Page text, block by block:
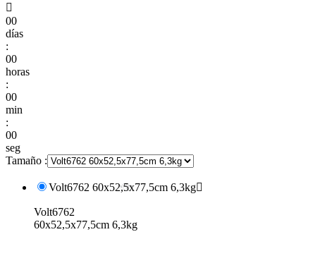

00
días
:
00
horas
:
00
min
:
00
seg
Tamaño :
Volt6762 60x52,5x77,5cm 6,3kg
Volt6762
60x52,5x77,5cm 6,3kg